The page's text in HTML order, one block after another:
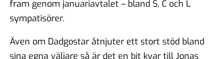
fram genom januariavtalet – bland S, C och L
sympatisörer.
Även om Dadgostar åtnjuter ett stort stöd bland
sina egna väljare så är det en bit kvar till Jonas